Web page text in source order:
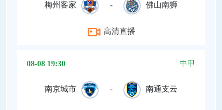
梅州客家 - 佛山南狮
高清直播
08-08 19:30 中甲
南京城市 - 南通支云